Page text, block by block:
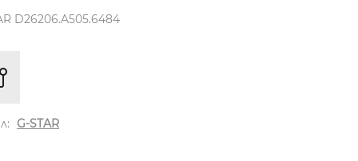
D26206.A505.6484
G-STAR